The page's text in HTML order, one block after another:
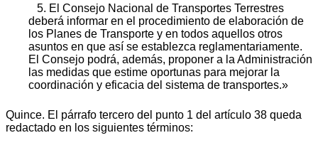
5. El Consejo Nacional de Transportes Terrestres
deberá informar en el procedimiento de elaboración de
los Planes de Transporte y en todos aquellos otros
asuntos en que así se establezca reglamentariamente.
El Consejo podrá, además, proponer a la Administración
las medidas que estime oportunas para mejorar la
coordinación y eficacia del sistema de transportes.»
Quince. El párrafo tercero del punto 1 del artículo 38 queda
redactado en los siguientes términos: